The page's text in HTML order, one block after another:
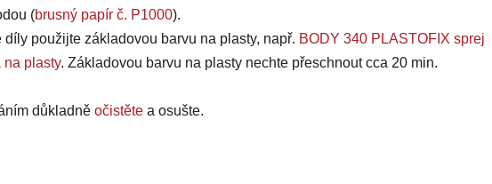
(brusný papír č. P1000).
díly použijte základovou barvu na plasty, např. BODY 340 PLASTOFIX sprej
na plasty. Základovou barvu na plasty nechte přeschnout cca 20 min.
důkladně očistěte a osušte.